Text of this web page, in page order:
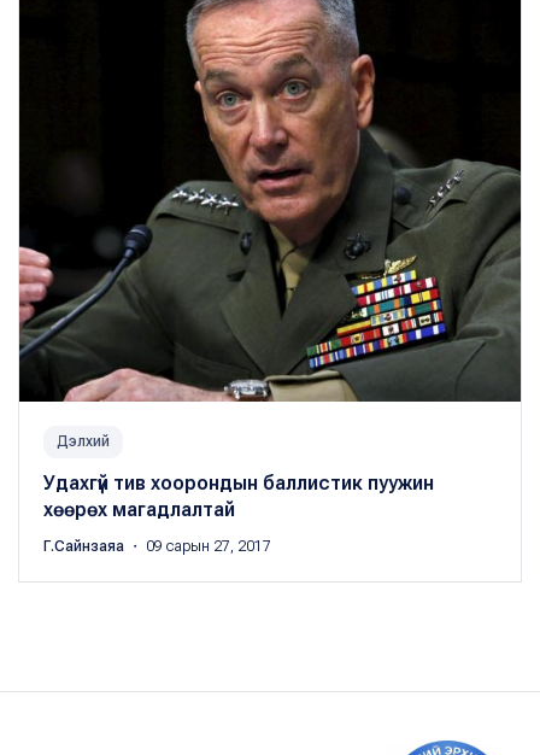
Дэлхий
Удахгүй тив хоорондын баллистик пуужин
хөөрөх магадлалтай
Г.Сайнзаяа ・ 09 сарын 27, 2017